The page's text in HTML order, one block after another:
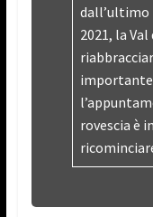
dall’ultimo
2021, la
rovescia è